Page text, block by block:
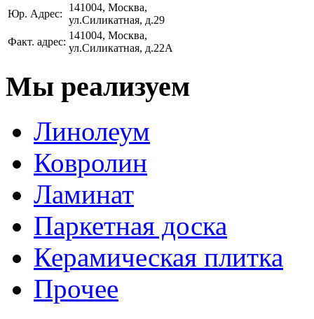
Юр. Адрес:
141004, Москва,
ул.Силикатная, д.29
Факт. адрес:
141004, Москва,
ул.Силикатная, д.22А
Мы реализуем
Линолеум
Ковролин
Ламинат
Паркетная доска
Керамическая плитка
Прочее